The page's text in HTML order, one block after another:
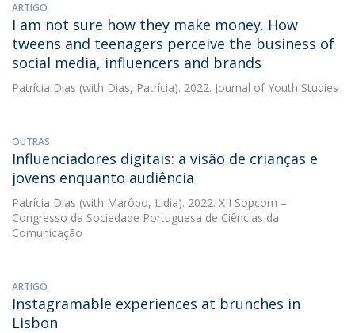
ARTIGO
I am not sure how they make money. How
tweens and teenagers perceive the business of
social media, influencers and brands
Patrícia Dias (with Dias, Patrícia). 2022. Journal of Youth Studies
OUTRAS
Influenciadores digitais: a visão de crianças e
jovens enquanto audiência
Patrícia Dias (with Marôpo, Lidia). 2022. XII Sopcom –
Congresso da Sociedade Portuguesa de Ciências da
Comunicação
ARTIGO
Instagramable experiences at brunches in
Lisbon